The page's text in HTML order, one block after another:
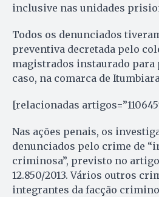
inclusive nas unidades
Todos os denunciados
preventiva decretada pelo
magistrados instaurado para
caso, na comarca de
[relacionadas
Nas ações penais, os
denunciados pelo crime de
criminosa”, previsto no artigo
12.850/2013. Vários outros
integrantes da facção